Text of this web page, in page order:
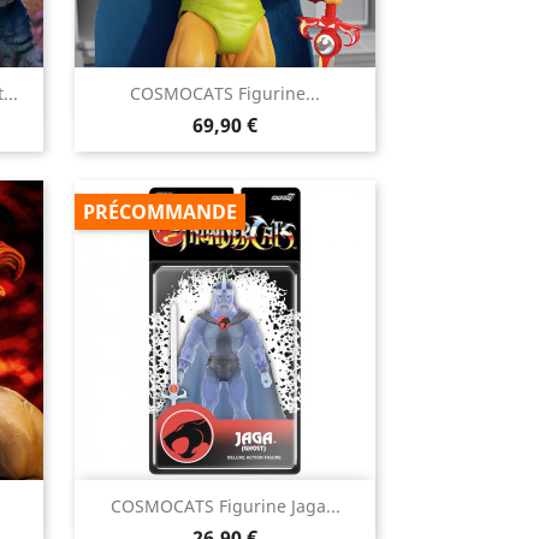
COSMOCATS Figurine...
Prix
69,90 €
Aperçu rapide
COSMOCATS Figurine Jaga...
PRÉCOMMANDE
Aperçu rapide